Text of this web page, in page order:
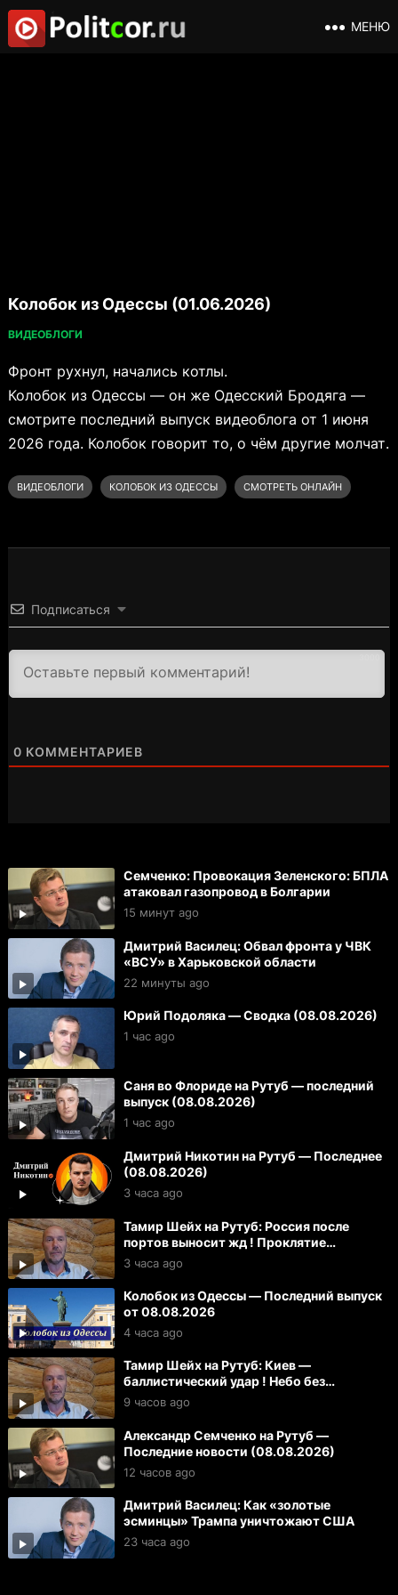
МЕНЮ
Колобок из Одессы (01.06.2026)
ВИДЕОБЛОГИ
Фронт рухнул, начались котлы.
Колобок из Одессы — он же Одесский Бродяга —
смотрите последний выпуск видеоблога от 1 июня
2026 года. Колобок говорит то, о чём другие молчат.
ВИДЕОБЛОГИ КОЛОБОК ИЗ ОДЕССЫ СМОТРЕТЬ ОНЛАЙН
Подписаться
0 КОММЕНТАРИЕВ
Семченко: Провокация Зеленского: БПЛА
атаковал газопровод в Болгарии
15 минут ago
Дмитрий Василец: Обвал фронта у ЧВК
«ВСУ» в Харьковской области
22 минуты ago
Юрий Подоляка — Сводка (08.08.2026)
1 час ago
Саня во Флориде на Рутуб — последний
выпуск (08.08.2026)
1 час ago
Дмитрий Никотин на Рутуб — Последнее
(08.08.2026)
3 часа ago
Тамир Шейх на Рутуб: Россия после
портов выносит жд ! Проклятие
Зеленского для Вучича
3 часа ago
Колобок из Одессы — Последний выпуск
от 08.08.2026
4 часа ago
Тамир Шейх на Рутуб: Киев —
баллистический удар ! Небо без
спутников Маска
9 часов ago
Александр Семченко на Рутуб —
Последние новости (08.08.2026)
12 часов ago
Дмитрий Василец: Как «золотые
эсминцы» Трампа уничтожают США
23 часа ago